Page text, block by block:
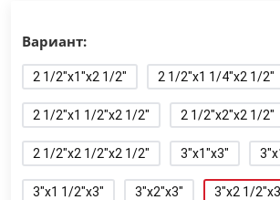
Вариант:
2 1/2"x1"x2 1/2" 2 1/2"x1 1/4"x2 1/2"
2 1/2"x1 1/2"x2 1/2" 2 1/2"x2"x2 1/2"
2 1/2"x2 1/2"x2 1/2" 3"x1"x3"
3"x1 1/2"x3" 3"x2"x3" 3"x2 1/